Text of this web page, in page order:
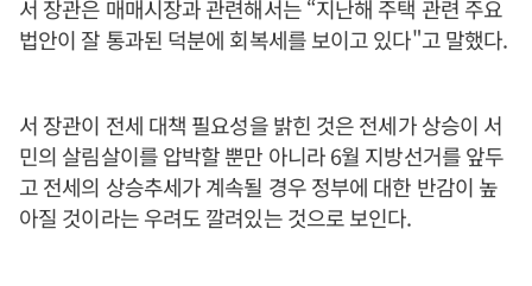
서 장관은 매매시장과 관련해서는 “지난해 주택 관련 주요
법안이 잘 통과된 덕분에 회복세를 보이고 있다"고 말했다.
서 장관이 전세 대책 필요성을 밝힌 것은 전세가 상승이 서
민의 살림살이를 압박할 뿐만 아니라 6월 지방선거를 앞두
고 전세의 상승추세가 계속될 경우 정부에 대한 반감이 높
아질 것이라는 우려도 깔려있는 것으로 보인다.